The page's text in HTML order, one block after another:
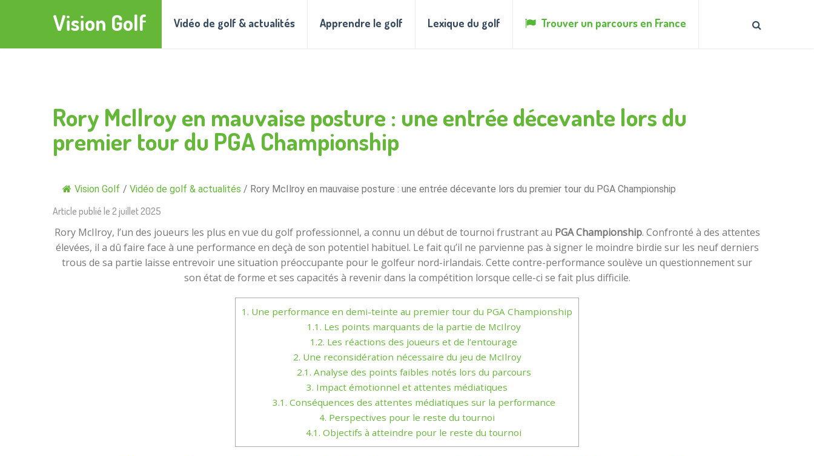
Vision Golf Vidéo de golf & actualités Apprendre le golf Lexique du golf Trouver un parcours en France
Rory McIlroy en mauvaise posture : une entrée décevante lors du
premier tour du PGA Championship
Vision Golf / Vidéo de golf & actualités / Rory McIlroy en mauvaise posture : une entrée décevante lors du premier tour du PGA Championship
Article publié le 2 juillet 2025
Rory McIlroy, l’un des joueurs les plus en vue du golf professionnel, a connu un début de tournoi frustrant au PGA Championship. Confronté à des attentes
élevées, il a dû faire face à une performance en deçà de son potentiel habituel. Le fait qu’il ne parvienne pas à signer le moindre birdie sur les neuf derniers
trous de sa partie laisse entrevoir une situation préoccupante pour le golfeur nord-irlandais. Cette contre-performance soulève un questionnement sur
son état de forme et ses capacités à revenir dans la compétition lorsque celle-ci se fait plus difficile.
1. Une performance en demi-teinte au premier tour du PGA Championship
1.1. Les points marquants de la partie de McIlroy
1.2. Les réactions des joueurs et de l’entourage
2. Une reconsidération nécessaire du jeu de McIlroy
2.1. Analyse des points faibles notés lors du parcours
3. Impact émotionnel et attentes médiatiques
3.1. Conséquences des attentes médiatiques sur la performance
4. Perspectives pour le reste du tournoi
4.1. Objectifs à atteindre pour le reste du tournoi